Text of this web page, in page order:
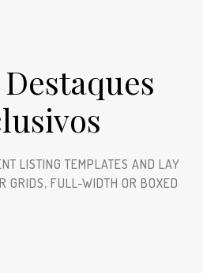
LISTING TEMPLATES AND LAY
FULL-WIDTH OR BOXED